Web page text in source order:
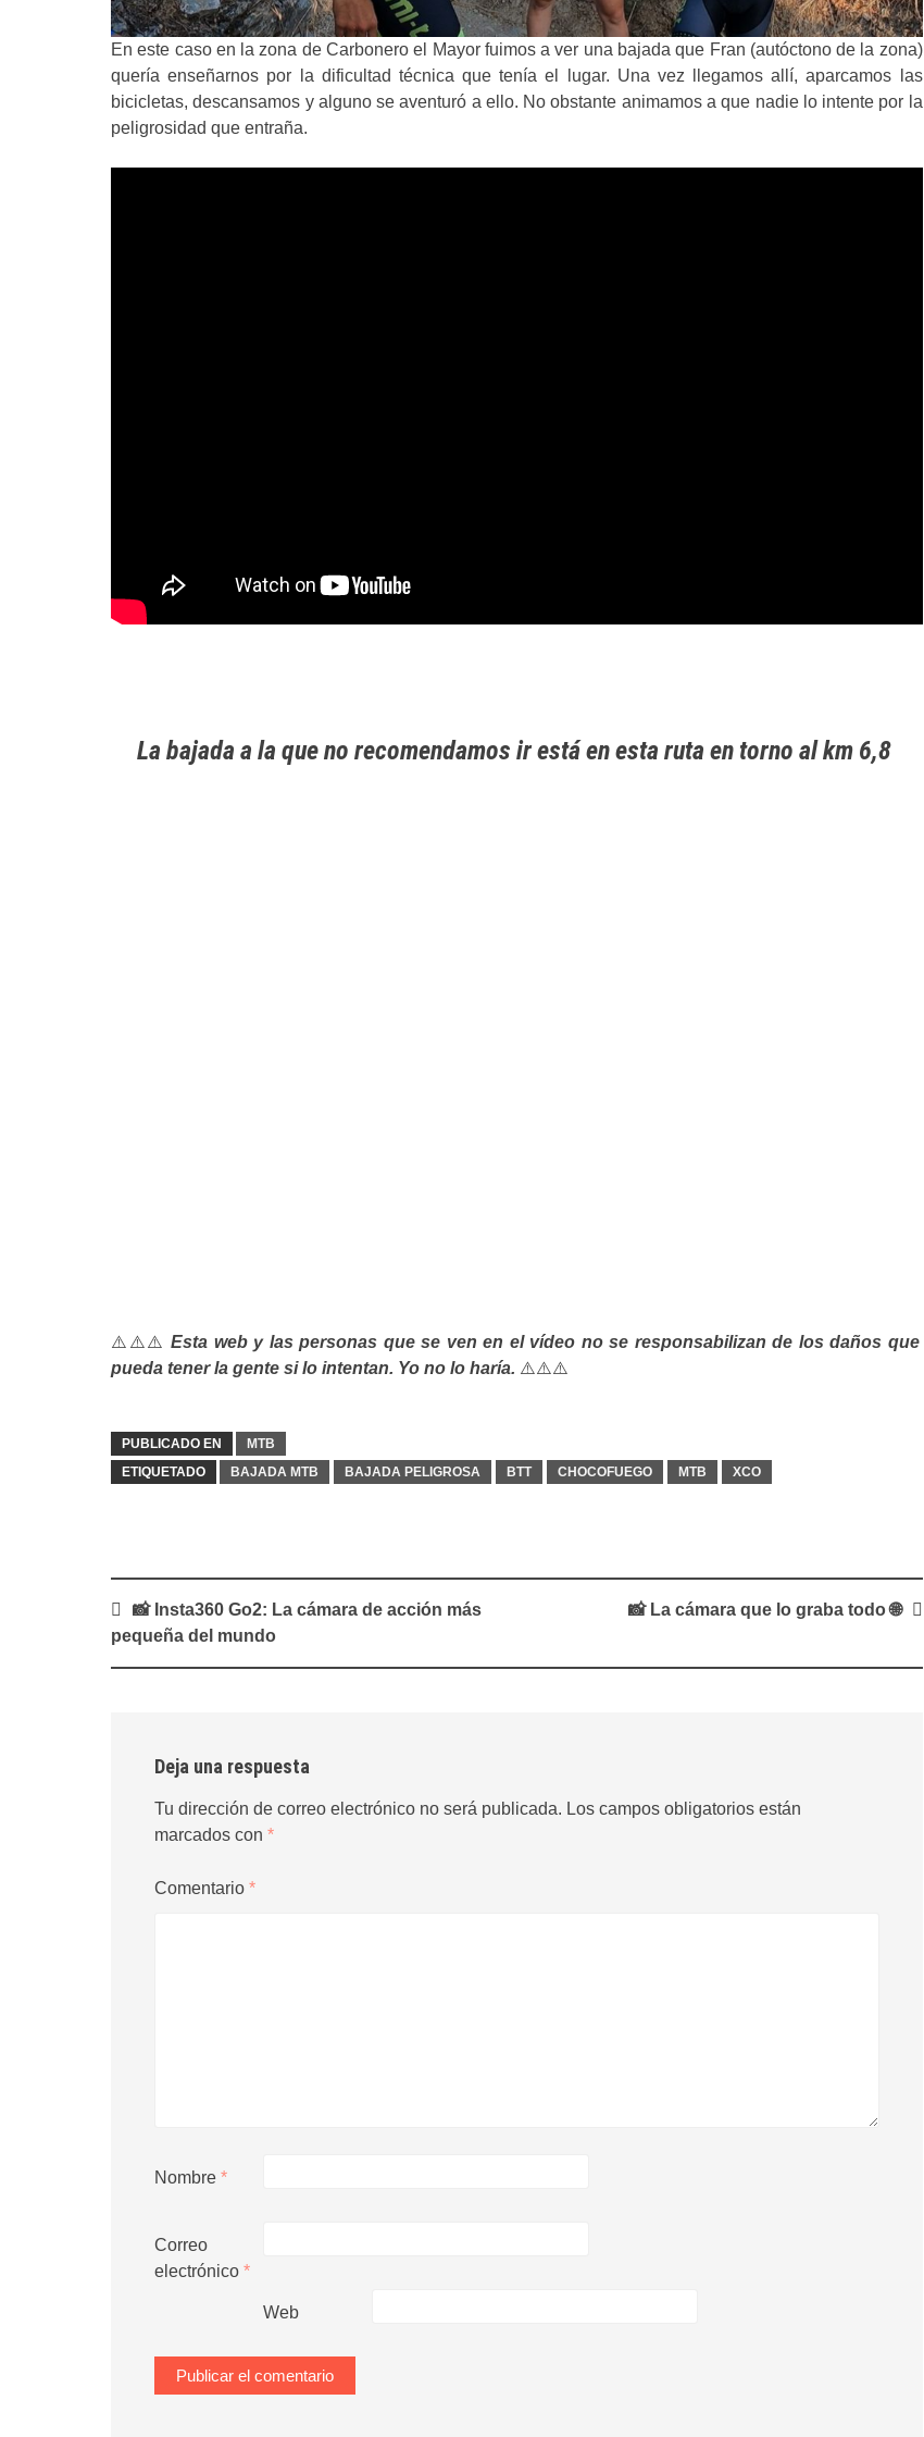
En este caso en la zona de Carbonero el Mayor fuimos a ver una bajada que Fran (autóctono de la zona)
quería enseñarnos por la dificultad técnica que tenía el lugar. Una vez llegamos allí, aparcamos las
bicicletas, descansamos y alguno se aventuró a ello. No obstante animamos a que nadie lo intente por la
peligrosidad que entraña.
La bajada a la que no recomendamos ir está en esta ruta en torno al km 6,8
⚠️⚠️⚠️Esta web y las personas que se ven en el vídeo no se responsabilizan de los daños que
pueda tener la gente si lo intentan. Yo no lo haría. ⚠️⚠️⚠️
PUBLICADO EN
MTB
ETIQUETADO
BAJADA MTB BAJADA PELIGROSA BTT CHOCOFUEGO MTB XCO
Navegación
de
📸 Insta360 Go2: La cámara de acción más
pequeña del mundo
📸 La cámara que lo graba todo 🌐
Deja una respuesta
Tu dirección de correo electrónico no será publicada. Los campos obligatorios están
marcados con *
Comentario *
Nombre *
Correo
electrónico *
Web